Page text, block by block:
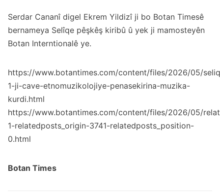
Serdar Cananî digel Ekrem Yildizî ji bo Botan Timesê
bernameya Selîqe pêşkêş kiribû û yek ji mamosteyên
Botan Interntionalê ye.
https://www.botantimes.com/content/files/2026/05/
1-ji-cave-etnomuzikolojiye-penasekirina-muzika-
kurdi.html
https://www.botantimes.com/content/files/2026/05/
1-relatedposts_origin-3741-relatedposts_position-
0.html
Botan Times